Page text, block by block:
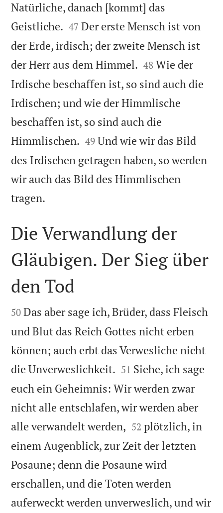
Natürliche, danach [kommt] das
Geistliche. 

47 Der erste Mensch ist von
der Erde, irdisch; der zweite Mensch ist
der Herr aus dem Himmel. 

48 Wie der
Irdische beschaffen ist, so sind auch die
Irdischen; und wie der Himmlische
beschaffen ist, so sind auch die
Himmlischen. 

49 Und wie wir das Bild
des Irdischen getragen haben, so werden
wir auch das Bild des Himmlischen
tragen.

Die Verwandlung der
Gläubigen. Der Sieg über
den Tod

50 Das aber sage ich, Brüder, dass Fleisch
und Blut das Reich Gottes nicht erben
können; auch erbt das Verwesliche nicht
die Unverweslichkeit. 

51 Siehe, ich sage
euch ein Geheimnis: Wir werden zwar
nicht alle entschlafen, wir werden aber
alle verwandelt werden, 

52 plötzlich, in
einem Augenblick, zur Zeit der letzten
Posaune; denn die Posaune wird
erschallen, und die Toten werden
auferweckt werden unverweslich, und wir